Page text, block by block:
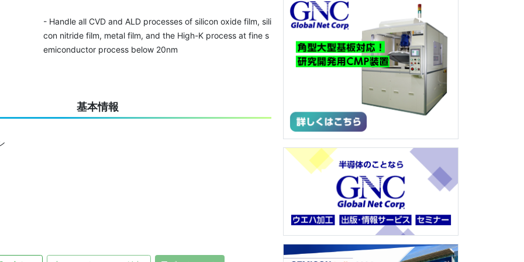
- Handle all CVD and ALD processes of silicon oxide film, sili
con nitride film, metal film, and the High-K process at fine s
emiconductor process below 20nm
基本情報